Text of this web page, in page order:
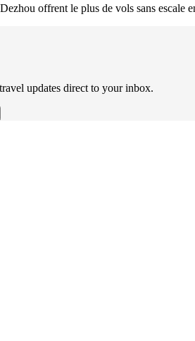
offrent le plus de vols sans escale
updates direct to your inbox.